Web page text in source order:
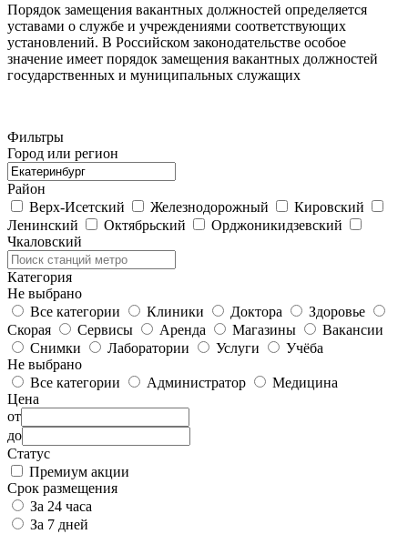
Порядок замещения вакантных должностей определяется
уставами о службе и учреждениями соответствующих
установлений. В Российском законодательстве особое
значение имеет порядок замещения вакантных должностей
государственных и муниципальных служащих
Фильтры
Город или регион
Район
Верх-Исетский
Железнодорожный
Кировский
Ленинский
Октябрьский
Орджоникидзевский
Чкаловский
Категория
Не выбрано
Все категории
Клиники Доктора
Здоровье
Скорая
Сервисы Аренда Магазины
Вакансии
Снимки
Лаборатории Услуги
Учёба
Не выбрано
Все категории
Администратор
Медицина
Цена
от
до
Статус
Премиум акции
Срок размещения
За 24 часа
За 7 дней